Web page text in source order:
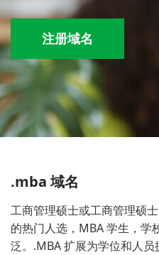
注册域名
.mba 域名
工商管理硕士或工商管理硕
的热门人选，MBA 学生，学
泛。.MBA 扩展为学位和人